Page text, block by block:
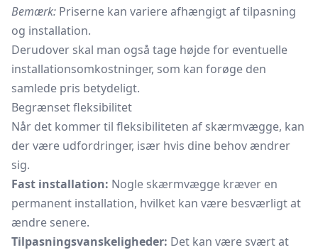
Bemærk: Priserne kan variere afhængigt af tilpasning
og installation.
Derudover skal man også tage højde for eventuelle
installationsomkostninger, som kan forøge den
samlede pris betydeligt.
Begrænset fleksibilitet
Når det kommer til fleksibiliteten af skærmvægge, kan
der være udfordringer, især hvis dine behov ændrer
sig.
Fast installation: Nogle skærmvægge kræver en
permanent installation, hvilket kan være besværligt at
ændre senere.
Tilpasningsvanskeligheder: Det kan være svært at